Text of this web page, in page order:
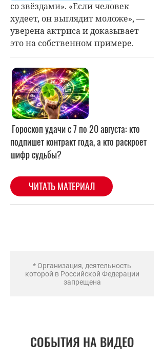
со звёздами». «Если человек
худеет, он выглядит моложе», —
уверена актриса и доказывает
это на собственном примере.
* Организация, деятельность
которой в Российской Федерации
запрещена
СОБЫТИЯ НА ВИДЕО